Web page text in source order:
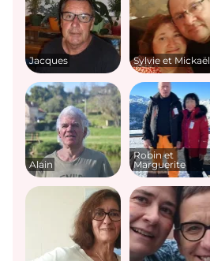
Jacques Sylvie et Mickaël
Alain
Robin et
Marguerite